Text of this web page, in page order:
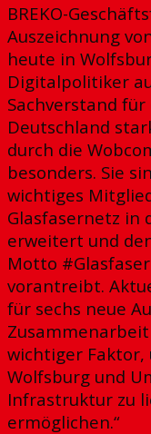
BREKO-
Auszeichnung
heute in
Digitalpolitiker
Sachverstand
Deutschland
durch die
besonders. Sie
wichtiges
Glasfasernetz in
erweitert und
Motto
vorantreibt.
für sechs neue
wichtiger Faktor,
Wolfsburg und
Infrastruktur zu
ermöglichen.“